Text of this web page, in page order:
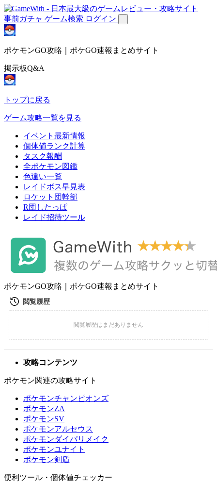
事前ガチャ ゲーム検索 ログイン
ポケモンGO攻略｜ポケGO速報まとめサイト
掲示板Q&A
トップに戻る
ゲーム攻略一覧を見る
イベント最新情報
個体値ランク計算
タスク報酬
全ポケモン図鑑
色違い一覧
レイドボス早見表
ロケット団幹部
R団したっぱ
レイド招待ツール
ポケモンGO攻略｜ポケGO速報まとめサイト
攻略コンテンツ
ポケモン関連の攻略サイト
ポケモンチャンピオンズ
ポケモンZA
ポケモンSV
ポケモンアルセウス
ポケモンダイパリメイク
ポケモンユナイト
ポケモン剣盾
便利ツール・個体値チェッカー